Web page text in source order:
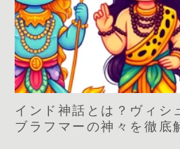
インド神話とは？ヴィシ
ブラフマーの神々を徹底